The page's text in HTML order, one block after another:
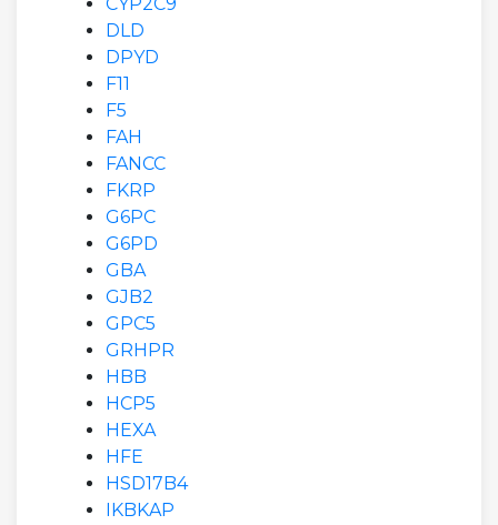
DLD
DPYD
F11
F5
FAH
FANCC
FKRP
G6PC
G6PD
GBA
GJB2
GPC5
GRHPR
HBB
HCP5
HEXA
HFE
HSD17B4
IKBKAP